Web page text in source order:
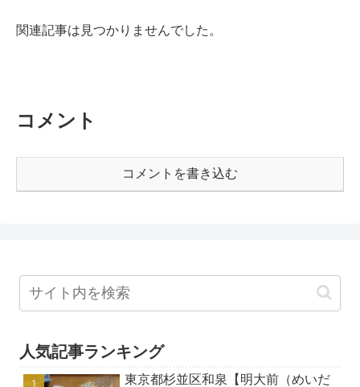
関連記事は見つかりませんでした。
コメント
コメントを書き込む
人気記事ランキング
東京都杉並区和泉【明大前（めいだ